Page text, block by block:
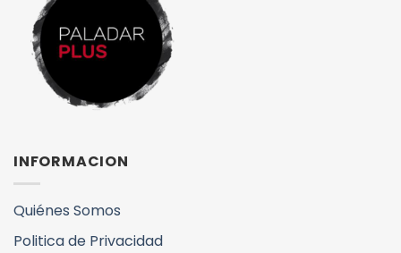
INFORMACION
Quiénes Somos
Politica de Privacidad